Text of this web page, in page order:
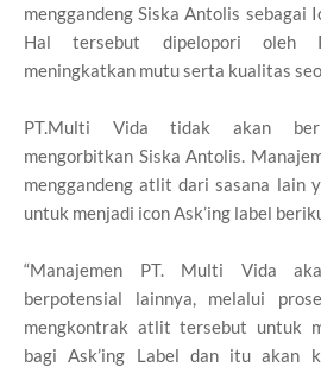
menggandeng Siska Antolis sebagai
Hal tersebut dipelopori oleh
meningkatkan mutu serta kualitas
PT.Multi Vida tidak akan
mengorbitkan Siska Antolis.
menggandeng atlit dari sasana lain
untuk menjadi icon Ask’ing label
“Manajemen PT. Multi Vida
berpotensial lainnya, melalui
mengkontrak atlit tersebut untuk
bagi Ask’ing Label dan itu akan